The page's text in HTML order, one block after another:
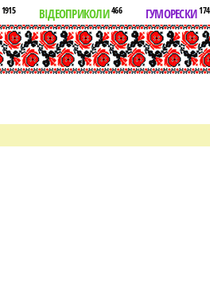
1915 ВІДЕОПРИКОЛИ466 ГУМОРЕСКИ174